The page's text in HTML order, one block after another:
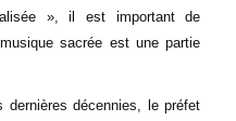
», il est important de
sacrée est une partie
décennies, le préfet